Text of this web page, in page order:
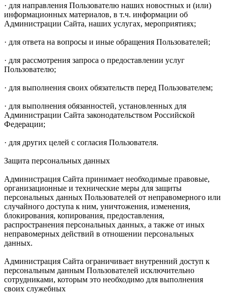
· для направления Пользователю наших новостных и (или)
информационных материалов, в т.ч. информации об
Администрации Сайта, наших услугах, мероприятиях;
· для ответа на вопросы и иные обращения Пользователей;
· для рассмотрения запроса о предоставлении услуг
Пользователю;
· для выполнения своих обязательств перед Пользователем;
· для выполнения обязанностей, установленных для
Администрации Сайта законодательством Российской
Федерации;
· для других целей с согласия Пользователя.
Защита персональных данных
Администрация Сайта принимает необходимые правовые,
организационные и технические меры для защиты
персональных данных Пользователей от неправомерного или
случайного доступа к ним, уничтожения, изменения,
блокирования, копирования, предоставления,
распространения персональных данных, а также от иных
неправомерных действий в отношении персональных
данных.
Администрация Сайта ограничивает внутренний доступ к
персональным данным Пользователей исключительно
сотрудниками, которым это необходимо для выполнения
своих служебных